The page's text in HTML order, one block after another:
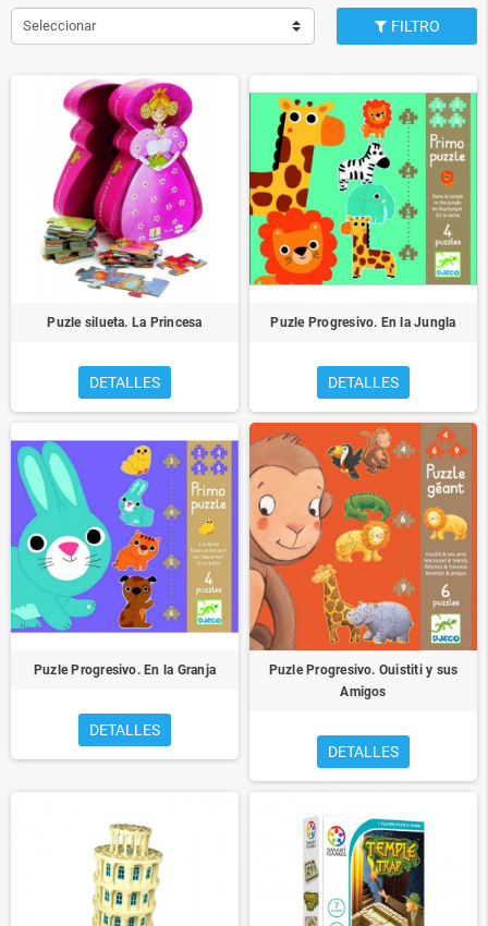
Seleccionar FILTRO
Puzle silueta. La Princesa
DETALLES
Puzle Progresivo. En la Jungla
DETALLES
Puzle Progresivo. En la Granja
DETALLES
Puzle Progresivo. Ouistiti y sus
Amigos
DETALLES